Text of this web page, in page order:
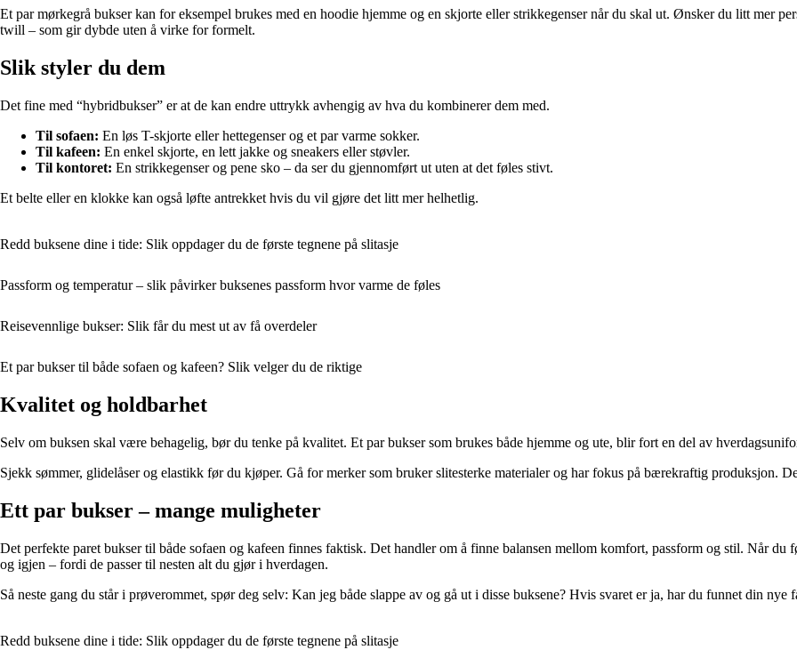
Et par mørkegrå bukser kan for eksempel brukes med en hoodie hjemme og en skjorte eller strikkegenser når du skal ut. Ønsker du litt mer
twill – som gir dybde uten å virke for formelt.
Slik styler du dem
Det fine med “hybridbukser” er at de kan endre uttrykk avhengig av hva du kombinerer dem med.
Til sofaen: En løs T-skjorte eller hettegenser og et par varme sokker.
Til kafeen: En enkel skjorte, en lett jakke og sneakers eller støvler.
Til kontoret: En strikkegenser og pene sko – da ser du gjennomført ut uten at det føles stivt.
Et belte eller en klokke kan også løfte antrekket hvis du vil gjøre det litt mer helhetlig.
Redd buksene dine i tide: Slik oppdager du de første tegnene på slitasje
Passform og temperatur – slik påvirker buksenes passform hvor varme de føles
Reisevennlige bukser: Slik får du mest ut av få overdeler
Et par bukser til både sofaen og kafeen? Slik velger du de riktige
Kvalitet og holdbarhet
Selv om buksen skal være behagelig, bør du tenke på kvalitet. Et par bukser som brukes både hjemme og ute, blir fort en del av
Sjekk sømmer, glidelåser og elastikk før du kjøper. Gå for merker som bruker slitesterke materialer og har fokus på bærekraftig produksjon.
Ett par bukser – mange muligheter
Det perfekte paret bukser til både sofaen og kafeen finnes faktisk. Det handler om å finne balansen mellom komfort, passform og stil. Når
og igjen – fordi de passer til nesten alt du gjør i hverdagen.
Så neste gang du står i prøverommet, spør deg selv: Kan jeg både slappe av og gå ut i disse buksene? Hvis svaret er ja, har du funnet din nye
Redd buksene dine i tide: Slik oppdager du de første tegnene på slitasje